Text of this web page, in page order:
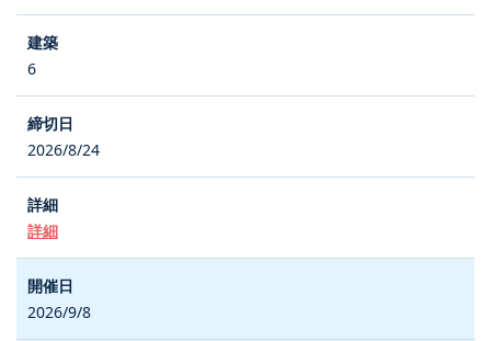
6
2026/8/24
詳細
2026/9/8